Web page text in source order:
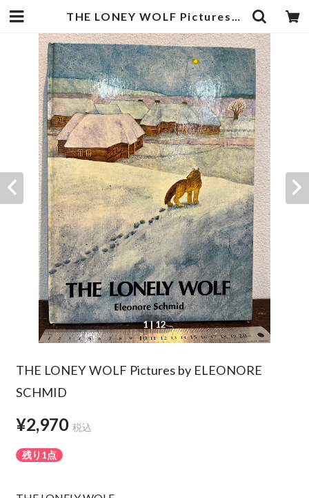
THE LONEY WOLF Pictures by ELEONORE SCHMID | zbooks
1| 12
THE LONEY WOLF Pictures by ELEONORE
SCHMID
¥2,970 税込
残り1点